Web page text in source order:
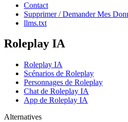
Contact
Supprimer / Demander Mes
llms.txt
Roleplay IA
Roleplay IA
Scénarios de Roleplay
Personnages de Roleplay
Chat de Roleplay IA
App de Roleplay IA
Alternatives